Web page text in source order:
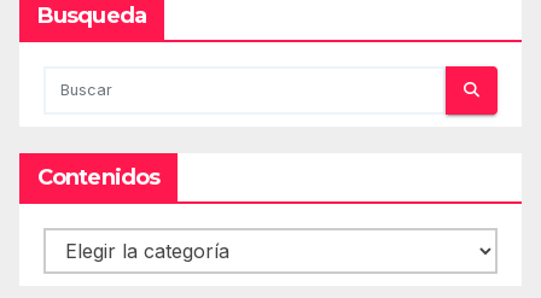
Busqueda
Contenidos
Contenidos